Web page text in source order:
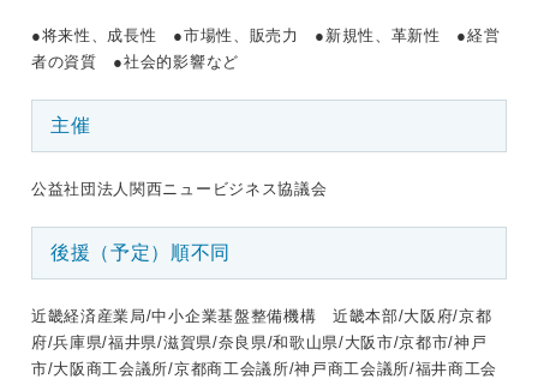
●将来性、成長性 ●市場性、販売力 ●新規性、革新性 ●経営
者の資質 ●社会的影響など
主催
公益社団法人関西ニュービジネス協議会
後援（予定）順不同
近畿経済産業局/中小企業基盤整備機構 近畿本部/大阪府/京都
府/兵庫県/福井県/滋賀県/奈良県/和歌山県/大阪市/京都市/神戸
市/大阪商工会議所/京都商工会議所/神戸商工会議所/福井商工会